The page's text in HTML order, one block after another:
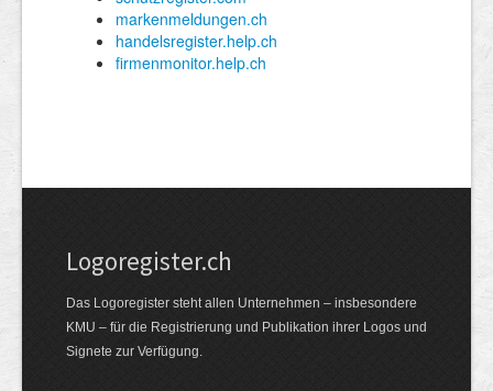
Logoregister.ch
Das Logoregister steht allen Unternehmen – insbesondere
KMU – für die Registrierung und Publikation ihrer Logos und
Signete zur Verfügung.